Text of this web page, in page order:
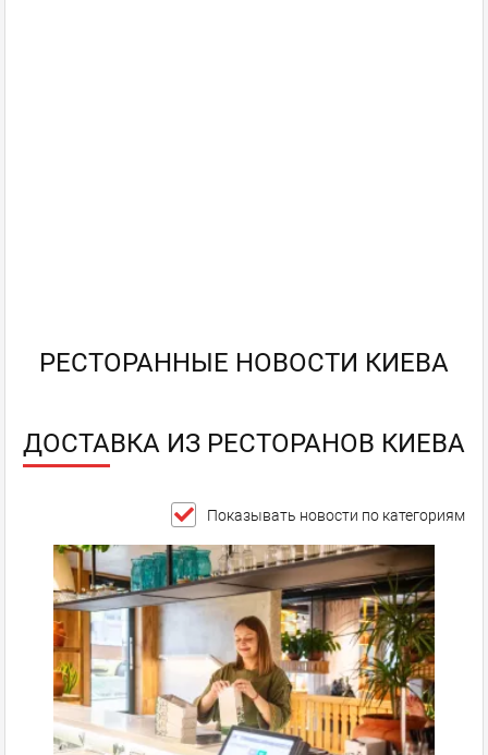
РЕСТОРАННЫЕ НОВОСТИ КИЕВА
ДОСТАВКА ИЗ РЕСТОРАНОВ КИЕВА
Показывать новости по категориям